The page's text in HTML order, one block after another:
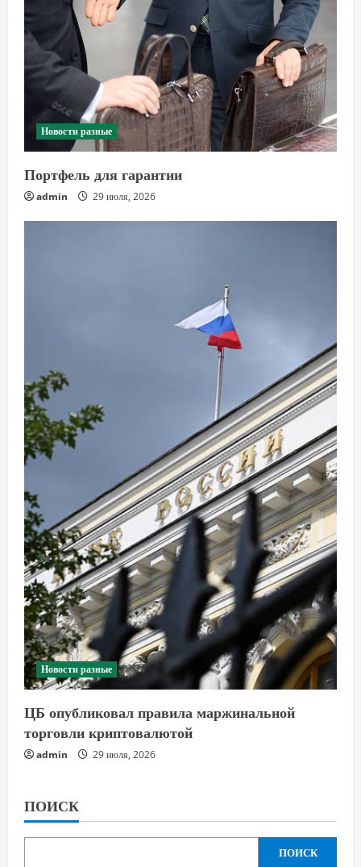
Новости разные
Портфель для гарантии
admin 29 июля, 2026
Новости разные
ЦБ опубликовал правила маржинальной
торговли криптовалютой
admin 29 июля, 2026
ПОИСК
ПОИСК